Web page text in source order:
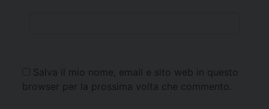
Salva il mio nome, email e sito web in questo
browser per la prossima volta che commento.